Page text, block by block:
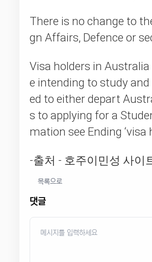
There is no change to
gn Affairs, Defence or
Visa holders in
e intending to study
ed to either depart
s to applying for a
mation see Ending
-출처 - 호주이민성 사이
목록으로
댓글